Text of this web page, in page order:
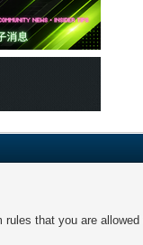
that you are allowed